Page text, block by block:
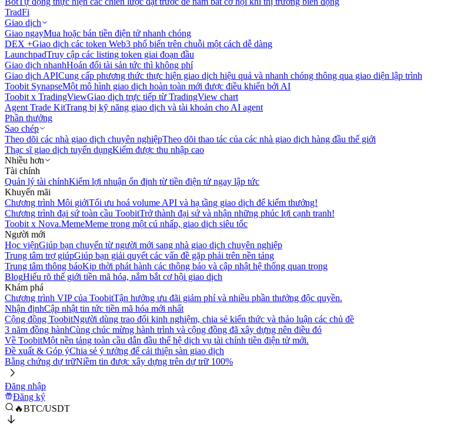
TradFi
Giao dịch
Giao ngayMua hoặc bán tiền điện tử nhanh chóng
DEX +Giao dịch các token Web3 phổ biến trên chuỗi một cách dễ dàng
LaunchpadTruy cập các listing token giai đoạn đầu
Giao dịch nhanhHoán đổi tài sản tức thì không phí
Giao dịch APICung cấp phương thức thực hiện giao dịch hiệu quả và nhanh chóng thông qua giao diện lập trình
Toobit SynapseMột mô hình giao dịch hoàn toàn mới được điều khiển bởi AI
Toobit x TradingViewGiao dịch trực tiếp từ TradingView chart
Agent Trade KitTrang bị kỹ năng giao dịch và tài khoản cho AI agent
Phần thưởng
Sao chép
Theo dõi các nhà giao dịch chuyên nghiệpTheo dõi thao tác của các nhà giao dịch hàng đầu thế giới
Thạc sĩ giao dịch tuyển dụngKiếm được thu nhập cao
Nhiều hơn
Tài chính
Quản lý tài chínhKiếm lợi nhuận ổn định từ tiền điện tử ngay lập tức
Khuyến mãi
Chương trình Môi giớiTối ưu hoá volume API và hạ tầng giao dịch để kiếm thưởng!
Chương trình đại sứ toàn cầu ToobitTrở thành đại sứ và nhận những phúc lợi cạnh tranh!
Toobit x Nova.MemeMeme trong một cú nhấp, giao dịch siêu tốc
Người mới
Học việnGiúp bạn chuyển từ người mới sang nhà giao dịch chuyên nghiệp
Trung tâm trợ giúpGiúp bạn giải quyết các vấn đề gặp phải trên nền tảng
Trung tâm thông báoKịp thời phát hành các thông báo và cập nhật hệ thống quan trọng
BlogHiểu rõ thế giới tiền mã hóa, nắm bắt cơ hội giao dịch
Khám phá
Chương trình VIP của ToobitTận hưởng ưu đãi giảm phí và nhiều phần thưởng độc quyền.
Nhận địnhCập nhật tin tức tiền mã hóa mới nhất
Cộng đồng ToobitNgười dùng trao đổi kinh nghiệm, chia sẻ kiến thức và thảo luận các chủ đề
3 năm đồng hànhCùng chúc mừng hành trình và cộng đồng đã xây dựng nên điều đó
Về ToobitMột nền tảng toàn cầu dẫn đầu thế hệ dịch vụ tài chính tiền điện tử mới.
Đề xuất & Góp ýChia sẻ ý tưởng để cải thiện sàn giao dịch
Bằng chứng dự trữNiềm tin được xây dựng trên dự trữ 100%
Đăng nhập
Đăng ký
🔥BTC/USDT